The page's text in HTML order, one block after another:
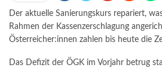
Der aktuelle Sanierungskurs repariert,
Rahmen der Kassenzerschlagung
Österreicher:innen zahlen bis heute die
Das Defizit der ÖGK im Vorjahr betrug